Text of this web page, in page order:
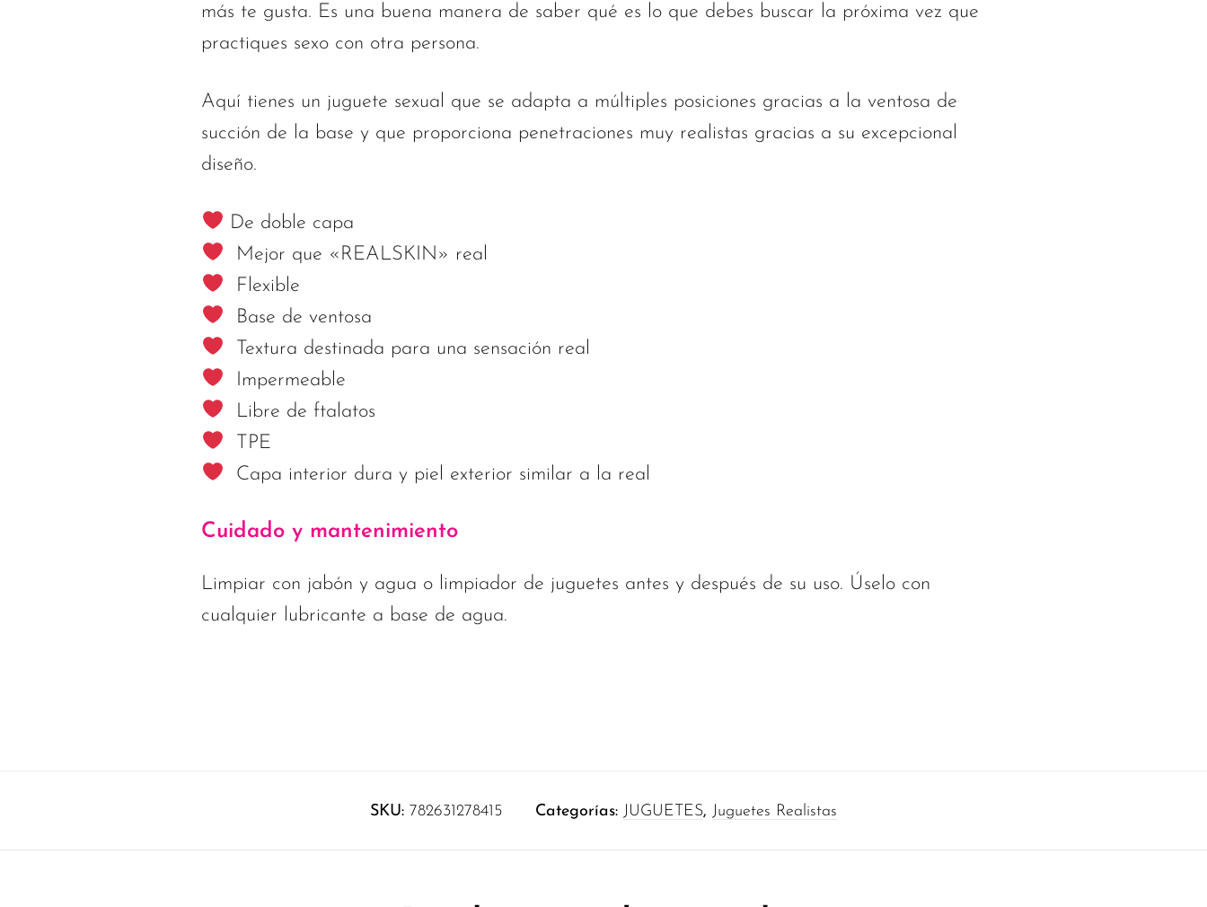
más te gusta. Es una buena manera de saber qué es lo que debes buscar la próxima vez que
practiques sexo con otra persona.
Aquí tienes un juguete sexual que se adapta a múltiples posiciones gracias a la ventosa de
succión de la base y que proporciona penetraciones muy realistas gracias a su excepcional
diseño.
De doble capa
Mejor que «REALSKIN» real
Flexible
Base de ventosa
Textura destinada para una sensación real
Impermeable
Libre de ftalatos
TPE
Capa interior dura y piel exterior similar a la real
Cuidado y mantenimiento
Limpiar con jabón y agua o limpiador de juguetes antes y después de su uso. Úselo con
cualquier lubricante a base de agua.
SKU: 782631278415 Categorías: JUGUETES, Juguetes Realistas